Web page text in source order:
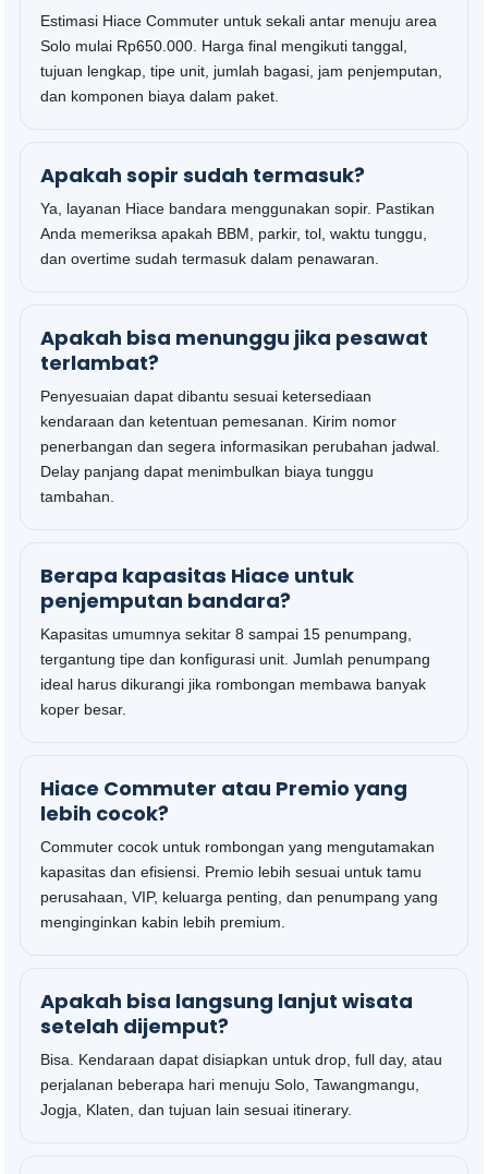
Estimasi Hiace Commuter untuk sekali antar menuju area
Solo mulai Rp650.000. Harga final mengikuti tanggal,
tujuan lengkap, tipe unit, jumlah bagasi, jam penjemputan,
dan komponen biaya dalam paket.
Apakah sopir sudah termasuk?
Ya, layanan Hiace bandara menggunakan sopir. Pastikan
Anda memeriksa apakah BBM, parkir, tol, waktu tunggu,
dan overtime sudah termasuk dalam penawaran.
Apakah bisa menunggu jika pesawat
terlambat?
Penyesuaian dapat dibantu sesuai ketersediaan
kendaraan dan ketentuan pemesanan. Kirim nomor
penerbangan dan segera informasikan perubahan jadwal.
Delay panjang dapat menimbulkan biaya tunggu
tambahan.
Berapa kapasitas Hiace untuk
penjemputan bandara?
Kapasitas umumnya sekitar 8 sampai 15 penumpang,
tergantung tipe dan konfigurasi unit. Jumlah penumpang
ideal harus dikurangi jika rombongan membawa banyak
koper besar.
Hiace Commuter atau Premio yang
lebih cocok?
Commuter cocok untuk rombongan yang mengutamakan
kapasitas dan efisiensi. Premio lebih sesuai untuk tamu
perusahaan, VIP, keluarga penting, dan penumpang yang
menginginkan kabin lebih premium.
Apakah bisa langsung lanjut wisata
setelah dijemput?
Bisa. Kendaraan dapat disiapkan untuk drop, full day, atau
perjalanan beberapa hari menuju Solo, Tawangmangu,
Jogja, Klaten, dan tujuan lain sesuai itinerary.